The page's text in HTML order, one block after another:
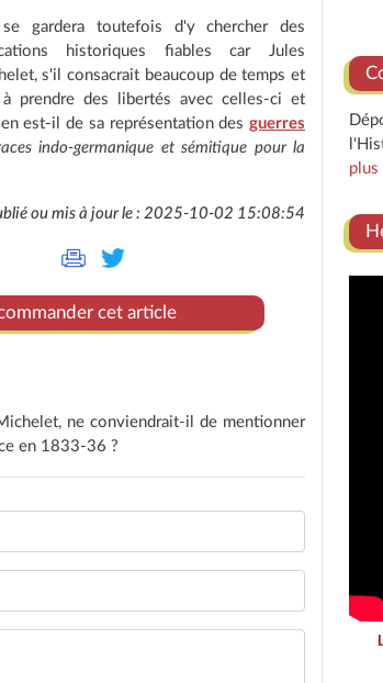
gardera toutefois d'y chercher des
historiques fiables car Jules
s'il consacrait beaucoup de temps et
prendre des libertés avec celles-ci et
est-il de sa représentation des guerres
indo-germanique et sémitique pour la
ou mis à jour le : 2025-10-02 15:08:54
cet article
ne conviendrait-il de mentionner
en 1833-36 ?
plus